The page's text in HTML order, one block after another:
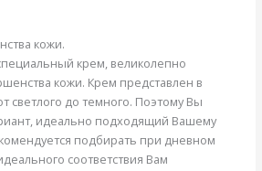
кожи.
крем, великолепно
кожи. Крем представлен в
светлого до темного. Поэтому Вы
идеально подходящий Вашему
подбирать при дневном
соответствия Вам